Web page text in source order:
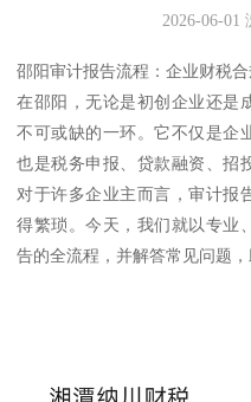
2026-06-01
邵阳审计报告流程：企业财税
在邵阳，无论是初创企业还是
不可或缺的一环。它不仅是企
也是税务申报、贷款融资、招
对于许多企业主而言，审计报
得繁琐。今天，我们就以专业
告的全流程，并解答常见问题